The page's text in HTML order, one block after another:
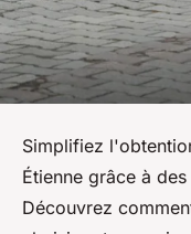
Simplifiez
Étienne grâce à
Découvrez